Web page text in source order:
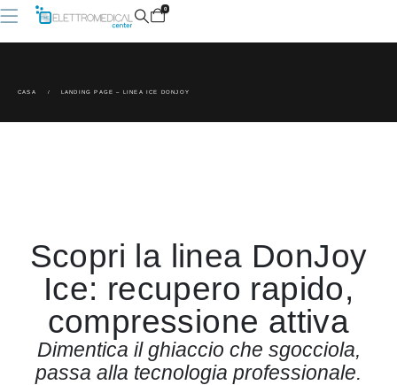
0
CASA LANDING PAGE – LINEA ICE DONJOY
Scopri la linea DonJoy
Ice: recupero rapido,
compressione attiva
Dimentica il ghiaccio che sgocciola,
passa alla tecnologia professionale.